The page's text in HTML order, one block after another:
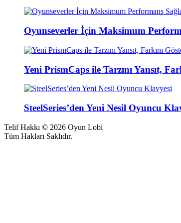
Oyunseverler İçin Maksimum
Yeni PrismCaps ile Tarzını Yansıt,
SteelSeries’den Yeni Nesil Oyuncu
Telif Hakkı © 2026 Oyun Lobi
Tüm Hakları Saklıdır.